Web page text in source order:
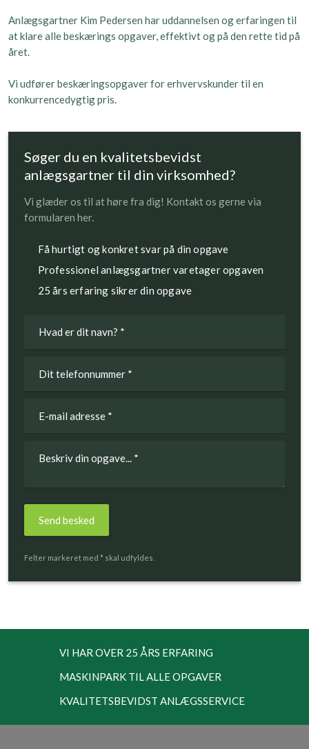
Anlægsgartner Kim Pedersen har uddannelsen og erfaringen til
at klare alle beskærings opgaver, effektivt og på den rette tid på
året.
Vi udfører beskæringsopgaver for erhvervskunder til en
konkurrencedygtig pris.
Søger du en kvalitetsbevidst
anlægsgartner til din virksomhed?
Vi glæder os til at høre fra dig! Kontakt os gerne via
formularen her.
​Få hurtigt og konkret svar på din opgave
Professionel anlægsgartner varetager opgaven
25 års erfaring sikrer din opgave
Felter markeret med * skal udfyldes.​
VI HAR OVER 25 ÅRS ERFARING
MASKINPARK TIL ALLE OPGAVER
​KVALITETSBEVIDST ANLÆGSSERVICE